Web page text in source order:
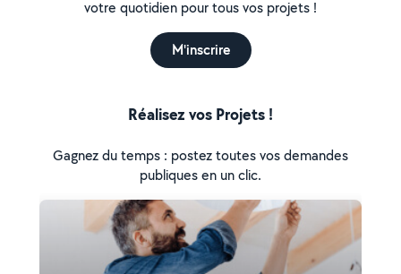
votre quotidien pour tous vos projets !
M'inscrire
Réalisez vos Projets !
Gagnez du temps : postez toutes vos demandes
publiques en un clic.